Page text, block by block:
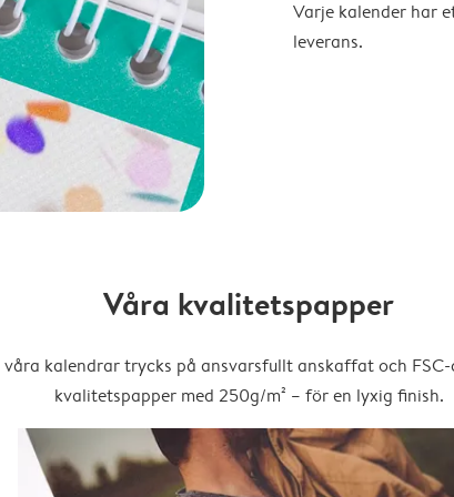
Varje kalender har
leverans.
Våra kvalitetspapper
kalendrar trycks på ansvarsfullt anskaffat och
kvalitetspapper med 250g/m² – för en lyxig finish.